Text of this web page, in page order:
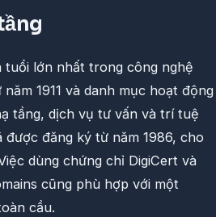
lớn nhất trong công nghệ
1911 và danh mục hoạt động
tầng, dịch vụ tư vấn và trí tuệ
được đăng ký từ năm 1986, cho
dùng chứng chỉ DigiCert và
cũng phù hợp với một
cầu.